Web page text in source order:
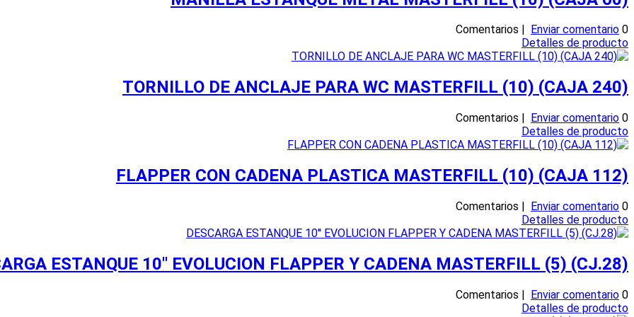
0 Comentarios |
Enviar comentario
Detalles de producto
TORNILLO DE ANCLAJE PARA WC MASTERFILL (10) (CAJA 240)
0 Comentarios |
Enviar comentario
Detalles de producto
FLAPPER CON CADENA PLASTICA MASTERFILL (10) (CAJA 112)
0 Comentarios |
Enviar comentario
Detalles de producto
ESTANQUE 10'' EVOLUCION FLAPPER Y CADENA MASTERFILL (5) (CJ.28)
0 Comentarios |
Enviar comentario
Detalles de producto